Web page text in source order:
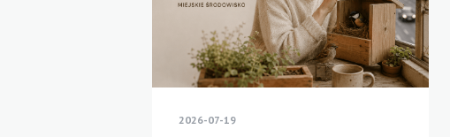
2026-07-19